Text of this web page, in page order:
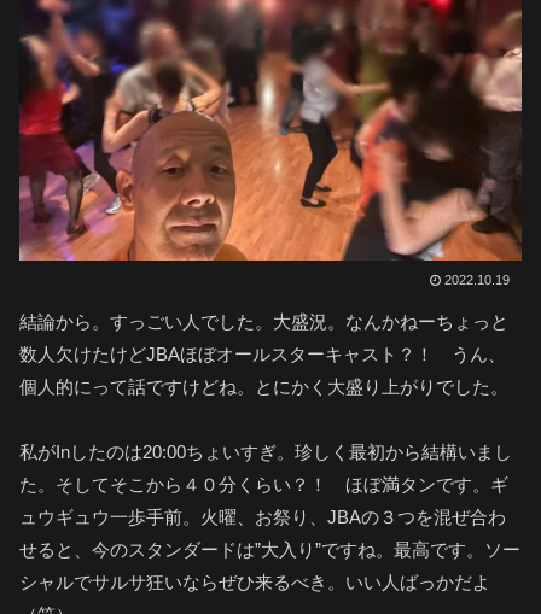
2022.10.19
結論から。すっごい人でした。大盛況。なんかねーちょっと
数人欠けたけどJBAほぼオールスターキャスト？！ うん、
個人的にって話ですけどね。とにかく大盛り上がりでした。
私がInしたのは20:00ちょいすぎ。珍しく最初から結構いまし
た。そしてそこから４０分くらい？！ ほぼ満タンです。ギ
ュウギュウ一歩手前。火曜、お祭り、JBAの３つを混ぜ合わ
せると、今のスタンダードは”大入り”ですね。最高です。ソー
シャルでサルサ狂いならぜひ来るべき。いい人ばっかだよ